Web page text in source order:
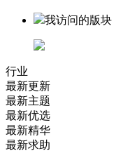
我访问的版块
行业
最新更新
最新主题
最新优选
最新精华
最新求助